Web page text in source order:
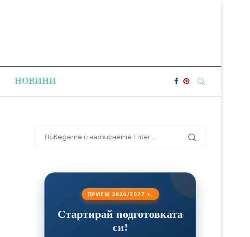
НОВИНИ
ПРИЕМ 2026/2027 г.
Стартирай подготовката
си!